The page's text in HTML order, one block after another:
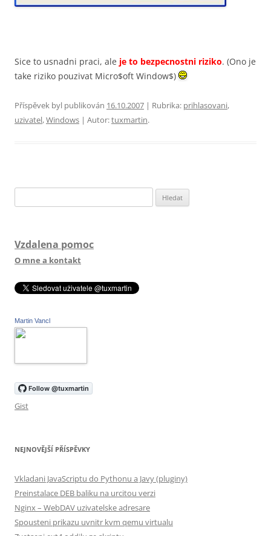
Sice to usnadni praci, ale je to bezpecnostni riziko. (Ono je
take riziko pouzivat Micro$oft Window$)
Příspěvek byl publikován 16.10.2007 | Rubrika: prihlasovani,
uzivatel,Windows | Autor:tuxmartin.
Vzdalena pomoc
O mne a kontakt
Martin Vancl
Gist
NEJNOVĚJŠÍ PŘÍSPĚVKY
Vkladani JavaScriptu do Pythonu a Javy (pluginy)
Preinstalace DEB baliku na urcitou verzi
Nginx – WebDAV uzivatelske adresare
Spousteni prikazu uvnitr kvm qemu virtualu